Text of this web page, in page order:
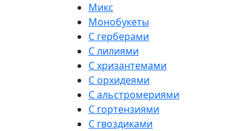
Микс
Монобукеты
С герберами
С лилиями
С хризантемами
С орхидеями
С альстромериями
С гортензиями
С гвоздиками